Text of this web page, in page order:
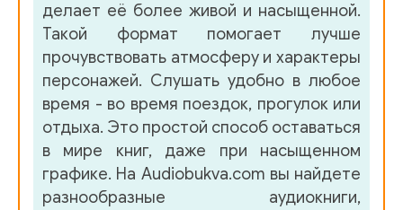
04_11
04_12
04_13
04_14
04_15
04_16
делает её более живой и насыщенной.
Такой формат помогает лучше
прочувствовать атмосферу и характеры
персонажей. Слушать удобно в любое
время - во время поездок, прогулок или
отдыха. Это простой способ оставаться
в мире книг, даже при насыщенном
графике. На Audiobukva.com вы найдете
разнообразные аудиокниги,